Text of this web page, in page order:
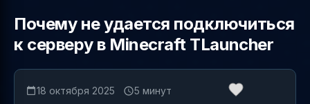
Почему не удается подключиться
к серверу в Minecraft TLauncher
18 октября 2025 5 минут